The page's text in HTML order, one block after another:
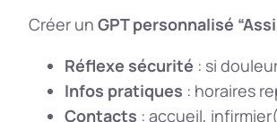
Créer un GPT personnalisé
Réflexe sécurité : si
Infos pratiques : horaires
Contacts : accueil,